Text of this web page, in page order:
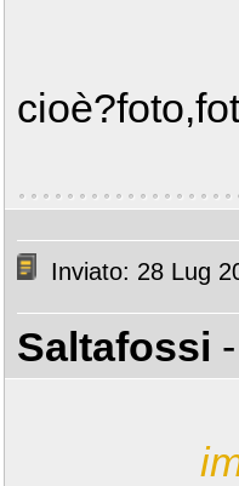
Inviato: 28 Lug
Saltafossi